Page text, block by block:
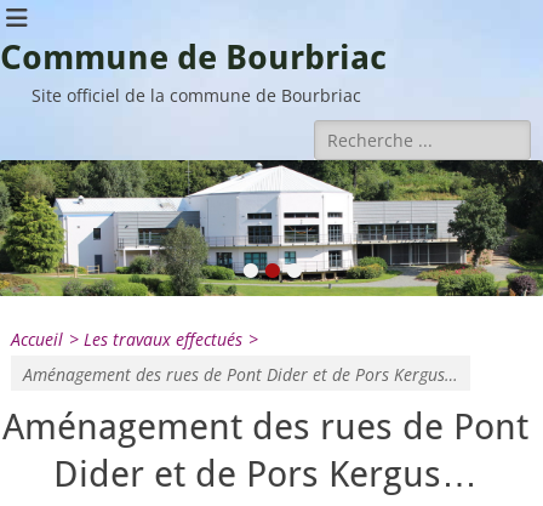
Commune de Bourbriac
Site officiel de la commune de Bourbriac
Rechercher :
•••
Accueil > Les travaux effectués >
Aménagement des rues de Pont Dider et de Pors Kergus…
Aménagement des rues de Pont
Dider et de Pors Kergus…